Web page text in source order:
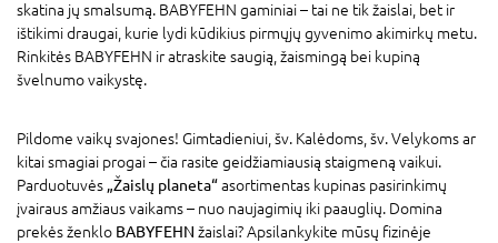
skatina jų smalsumą. BABYFEHN gaminiai – tai ne tik žaislai, bet ir
ištikimi draugai, kurie lydi kūdikius pirmųjų gyvenimo akimirkų metu.
Rinkitės BABYFEHN ir atraskite saugią, žaismingą bei kupiną
švelnumo vaikystę.
Pildome vaikų svajones! Gimtadieniui, šv. Kalėdoms, šv. Velykoms ar
kitai smagiai progai – čia rasite geidžiamiausią staigmeną vaikui.
Parduotuvės „Žaislų planeta“asortimentas kupinas pasirinkimų
įvairaus amžiaus vaikams – nuo naujagimių iki paauglių. Domina
prekės ženklo BABYFEHN žaislai? Apsilankykite mūsų fizinėje